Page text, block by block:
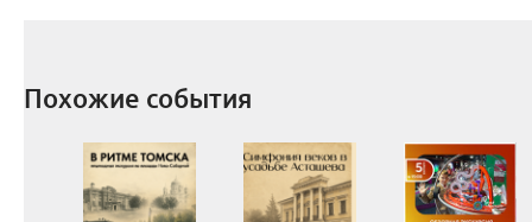
Похожие события